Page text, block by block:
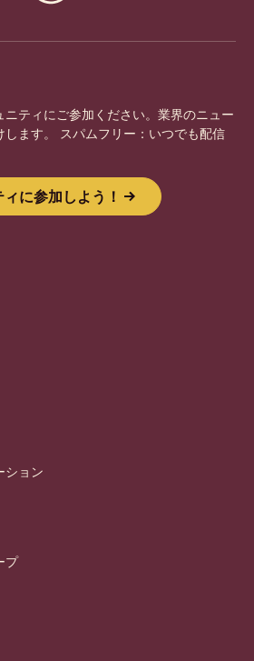
ティにご参加ください。業界のニュー
します。 スパムフリー：いつでも配信
に参加しよう！
ション
プ